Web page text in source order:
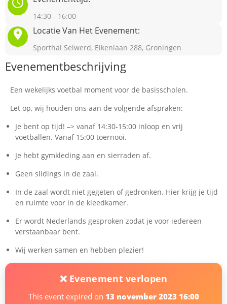
14:30 - 16:00
Locatie Van Het Evenement:
Sporthal Selwerd, Eikenlaan 288, Groningen
Evenementbeschrijving
Een wekelijks voetbal moment voor de basisscholen.
Let op, wij houden ons aan de volgende afspraken:
Je bent op tijd! –> vanaf 14:30-15:00 inloop en vrij
voetballen. Vanaf 15:00 toernooi.
Je hebt gymkleding aan en sierraden af.
Geen slidings in de zaal.
In de zaal wordt niet gegeten of gedronken. Hier krijg je tijd
en ruimte voor in de kleedkamer.
Er wordt Nederlands gesproken zodat je voor iedereen
verstaanbaar bent.
Wij werken samen en hebben plezier!
❌ Evenement verlopen
This event expired on 13 november 2023 16:00